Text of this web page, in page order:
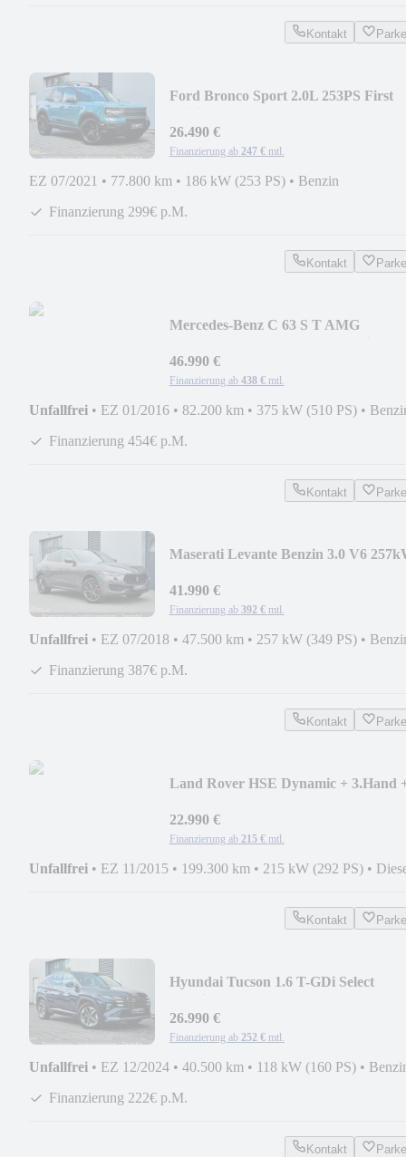
Kontakt
Ford Bronco Sport 2.0L 253PS First
26.490 €
Finanzierung ab 247 € mtl.
EZ 07/2021 • 77.800 km • 186 kW (253 PS) • Benzin
Finanzierung 299€ p.M.
Kontakt
Mercedes-Benz C 63 S T AMG
CARBON!
46.990 €
Finanzierung ab 438 € mtl.
Unfallfrei • EZ 01/2016 • 82.200 km • 375 kW (510 PS) •
Finanzierung 454€ p.M.
Kontakt
Maserati Levante Benzin 3.0 V6
41.990 €
Finanzierung ab 392 € mtl.
Unfallfrei • EZ 07/2018 • 47.500 km • 257 kW (349 PS) •
Finanzierung 387€ p.M.
Kontakt
Land Rover HSE Dynamic + 3.Hand
22.990 €
Finanzierung ab 215 € mtl.
Unfallfrei • EZ 11/2015 • 199.300 km • 215 kW (292 PS) •
Kontakt
Hyundai Tucson 1.6 T-GDi Select
26.990 €
Finanzierung ab 252 € mtl.
Unfallfrei • EZ 12/2024 • 40.500 km • 118 kW (160 PS) •
Finanzierung 222€ p.M.
Kontakt